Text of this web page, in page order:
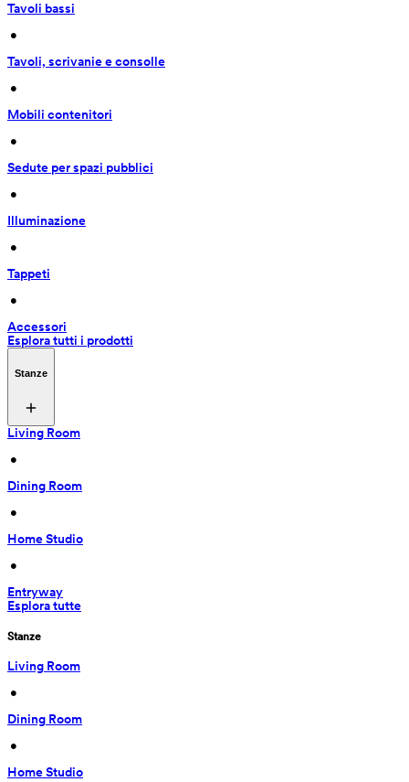
Tavoli bassi
•
Tavoli, scrivanie e consolle
•
Mobili contenitori
•
Sedute per spazi pubblici
•
Illuminazione
•
Tappeti
•
Accessori
Esplora tutti i prodotti
Stanze
Living Room
•
Dining Room
•
Home Studio
•
Entryway
Esplora tutte
Stanze
Living Room
•
Dining Room
•
Home Studio